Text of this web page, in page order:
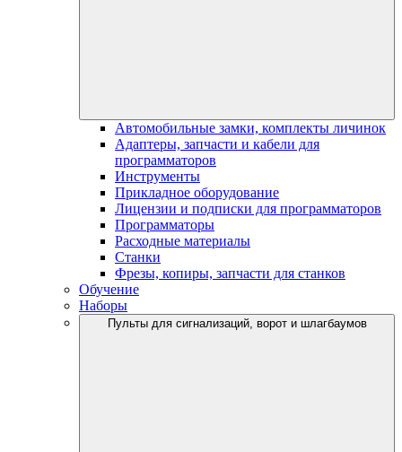
Автомобильные замки, комплекты личинок
Адаптеры, запчасти и кабели для
программаторов
Инструменты
Прикладное оборудование
Лицензии и подписки для программаторов
Программаторы
Расходные материалы
Станки
Фрезы, копиры, запчасти для станков
Обучение
Наборы
Пульты для сигнализаций, ворот и шлагбаумов